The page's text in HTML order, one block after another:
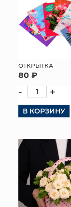
ОТКРЫТКА
80 ₽
- +
В КОРЗИНУ